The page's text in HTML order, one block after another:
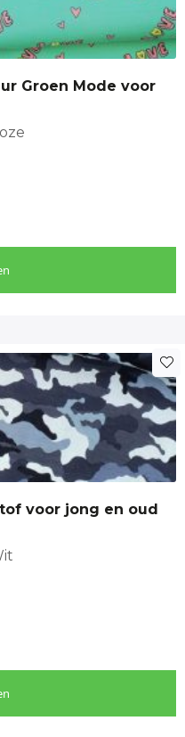
Groen Mode voor
voor jong en oud